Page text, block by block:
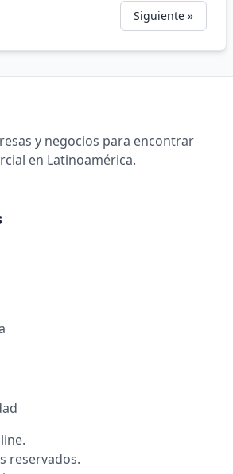
Siguiente »
y negocios para encontrar
en Latinoamérica.
reservados.